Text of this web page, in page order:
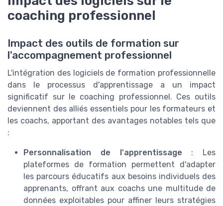
coaching professionnel
Impact des outils de formation sur
l'accompagnement professionnel
L'intégration des logiciels de formation professionnelle
dans le processus d'apprentissage a un impact
significatif sur le coaching professionnel. Ces outils
deviennent des alliés essentiels pour les formateurs et
les coachs, apportant des avantages notables tels que
:
Personnalisation de l'apprentissage : Les
plateformes de formation permettent d'adapter
les parcours éducatifs aux besoins individuels des
apprenants, offrant aux coachs une multitude de
données exploitables pour affiner leurs stratégies